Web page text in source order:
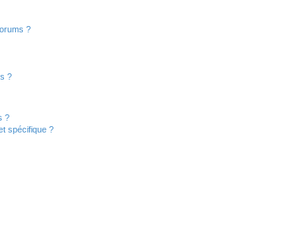
?
?
?
spécifique ?